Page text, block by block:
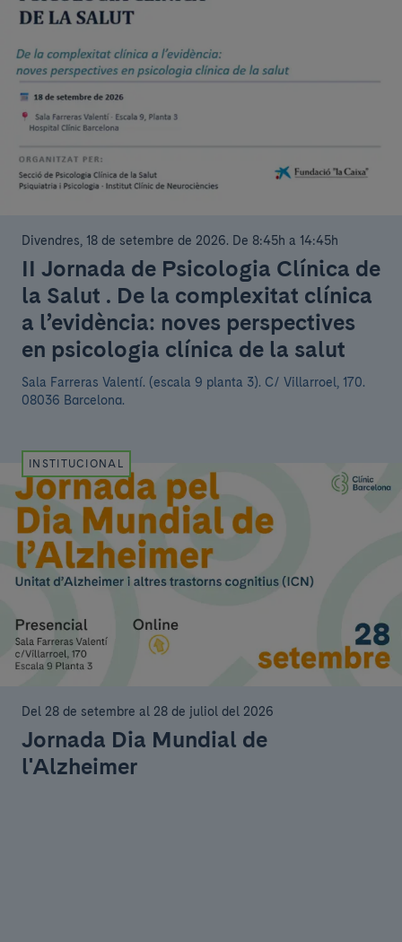
Divendres, 18 de setembre de 2026. De 8:45h a 14:45h
II Jornada de Psicologia Clínica de
la Salut . De la complexitat clínica
a l’evidència: noves perspectives
en psicologia clínica de la salut
Sala Farreras Valentí. (escala 9 planta 3). C/ Villarroel, 170.
08036 Barcelona.
INSTITUCIONAL
Del 28 de setembre al 28 de juliol del 2026
Jornada Dia Mundial de
l'Alzheimer